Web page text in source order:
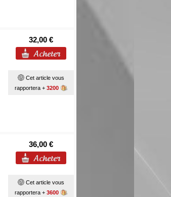
32,00 €
Cet article vous
rapportera + 3200
36,00 €
Cet article vous
rapportera + 3600